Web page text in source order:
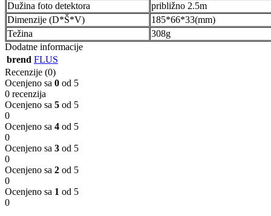
Dužina foto detektora
približno 2.5m
Dimenzije (D*Š*V)
185*66*33(mm)
Težina
308g
Dodatne informacije
brend FLUS
Recenzije (0)
Ocenjeno sa 0 od 5
0 recenzija
Ocenjeno sa 5 od 5
0
Ocenjeno sa 4 od 5
0
Ocenjeno sa 3 od 5
0
Ocenjeno sa 2 od 5
0
Ocenjeno sa 1 od 5
0